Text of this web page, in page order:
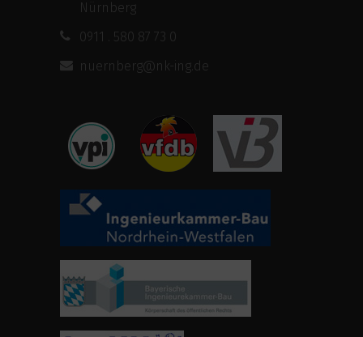
Nürnberg
0911 . 580 87 73 0
nuernberg@nk-ing.de